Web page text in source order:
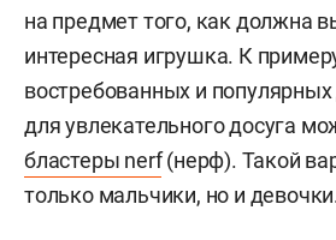
на предмет того, как должна
интересная игрушка. К
востребованных и популярных
для увлекательного досуга
бластеры nerf(нерф). Такой
только мальчики, но и